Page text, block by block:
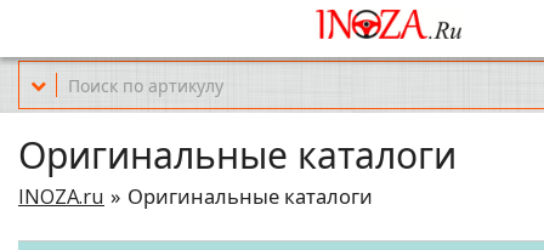
Офис обслуживания г.Краснодар (KRD) Куликова Поля 2 (магазин
Оригинальные каталоги
INOZA.ru Оригинальные каталоги